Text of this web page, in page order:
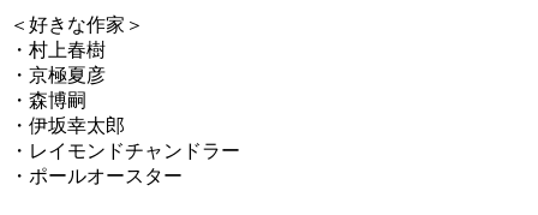
＜好きな作家＞
・村上春樹
・京極夏彦
・森博嗣
・伊坂幸太郎
・レイモンドチャンドラー
・ポールオースター